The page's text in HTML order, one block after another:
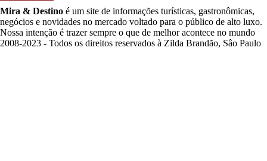
Mira & Destino é um site de informações turísticas, gastronômicas,
negócios e novidades no mercado voltado para o público de alto luxo.
Nossa intenção é trazer sempre o que de melhor acontece no mundo
2008-2023 - Todos os direitos reservados à Zilda Brandão, Sâo Paulo